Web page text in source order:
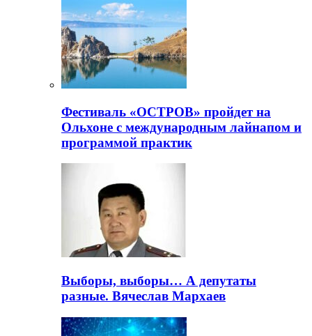
Фестиваль «ОСТРОВ» пройдет на
Ольхоне с международным лайнапом и
программой практик
Выборы, выборы… А депутаты
разные. Вячеслав Мархаев